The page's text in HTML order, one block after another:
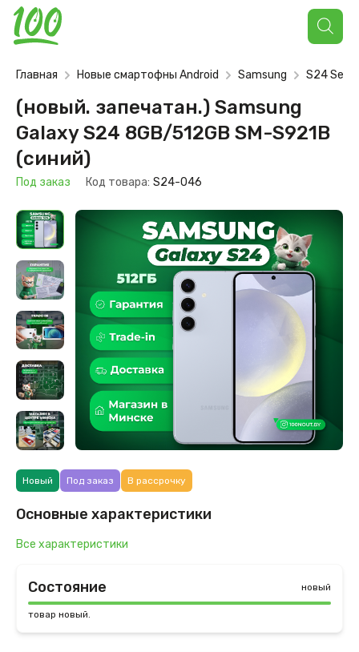
Поиск
товаров
Главная Новые смартофны Android Samsung S24
(новый. запечатан.) Samsung
Galaxy S24 8GB/512GB SM-S921B
(синий)
Под заказ Код товара: S24-046
Новый Под заказ В рассрочку
Основные характеристики
Все характеристики
Состояние новый
товар новый.